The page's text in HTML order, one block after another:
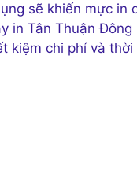
sẽ khiến mực in
in Tân Thuận Đông
kiệm chi phí và thời